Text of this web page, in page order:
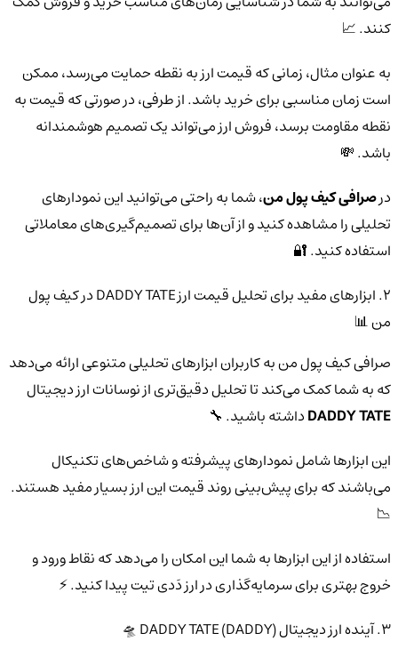
کنند. 📈
به عنوان مثال، زمانی که قیمت ارز به نقطه حمایت می‌رسد، ممکن
است زمان مناسبی برای خرید باشد. از طرفی، در صورتی که قیمت به
نقطه مقاومت برسد، فروش ارز می‌تواند یک تصمیم هوشمندانه
باشد. 💸
درصرافی کیف پول من، شما به راحتی می‌توانید این نمودارهای
تحلیلی را مشاهده کنید و از آن‌ها برای تصمیم‌گیری‌های معاملاتی
استفاده کنید. 🔐
2. ابزارهای مفید برای تحلیل قیمت ارز DADDY TATE در کیف پول
من 📊
صرافی کیف پول من به کاربران ابزارهای تحلیلی متنوعی ارائه می‌دهد
که به شما کمک می‌کند تا تحلیل دقیق‌تری از نوسانات ارز دیجیتال
DADDY TATEداشته باشید. 🔧
این ابزارها شامل نمودارهای پیشرفته و شاخص‌های تکنیکال
می‌باشند که برای پیش‌بینی روند قیمت این ارز بسیار مفید هستند.
📉
استفاده از این ابزارها به شما این امکان را می‌دهد که نقاط ورود و
خروج بهتری برای سرمایه‌گذاری در ارز دَدی تیت پیدا کنید. ⚡
3. آینده ارز دیجیتال DADDY TATE (DADDY) 🛸